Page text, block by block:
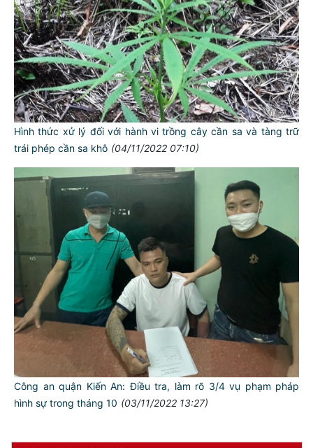
Hình thức xử lý đối với hành vi trồng cây cần sa và tàng trữ
trái phép cần sa khô (04/11/2022 07:10)
Công an quận Kiến An: Điều tra, làm rõ 3/4 vụ phạm pháp
hình sự trong tháng 10 (03/11/2022 13:27)
TƯ CÁCH
NGƯỜI CÔNG AN CÁCH MỆNH LÀ:
CẦN, KIỆM, LIÊM, CHÍNH